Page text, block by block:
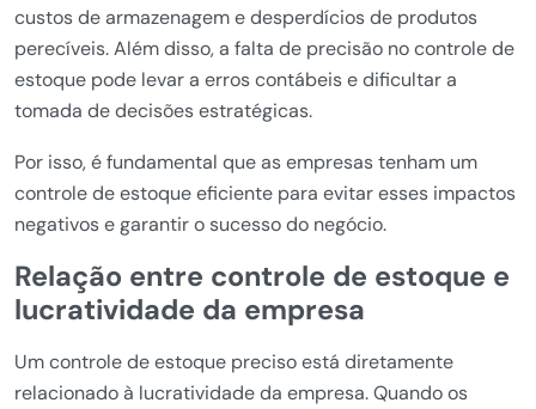
custos de armazenagem e desperdícios de produtos
perecíveis. Além disso, a falta de precisão no controle de
estoque pode levar a erros contábeis e dificultar a
tomada de decisões estratégicas.
Por isso, é fundamental que as empresas tenham um
controle de estoque eficiente para evitar esses impactos
negativos e garantir o sucesso do negócio.
Relação entre controle de estoque e
lucratividade da empresa
Um controle de estoque preciso está diretamente
relacionado à lucratividade da empresa. Quando os